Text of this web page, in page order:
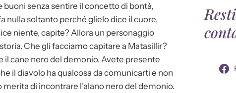
buoni senza sentire il concetto di bontà,
nulla soltanto perché glielo dice il cuore,
niente, capite? Allora un personaggio
Che gli facciamo capitare a Matasillir?
il cane nero del demonio. Avete presente
il diavolo ha qualcosa da comunicarti e non
di incontrare l’alano nero del demonio.